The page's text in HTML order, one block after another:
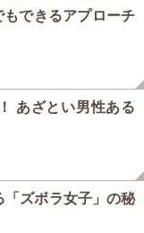
できるアプローチ
あざとい男性ある
ズボラ女子」の秘